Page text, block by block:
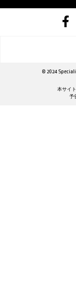
© 2024
本サイ
予